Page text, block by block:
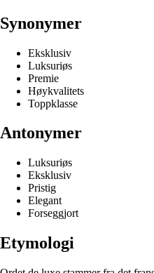
Synonymer
Eksklusiv
Luksuriøs
Premie
Høykvalitets
Toppklasse
Antonymer
Luksuriøs
Eksklusiv
Pristig
Elegant
Forseggjort
Etymologi